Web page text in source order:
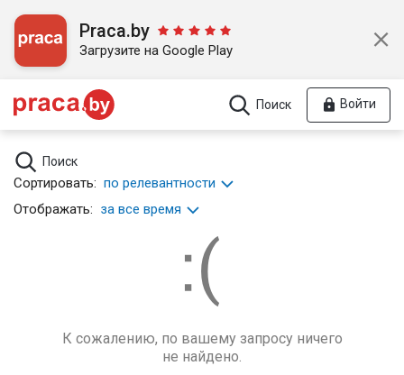
Praca.by
Загрузите на Google Play
Поиск Войти
Поиск
Сортировать: по релевантности
Отображать: за все время
К сожалению, по вашему запросу ничего
не найдено.